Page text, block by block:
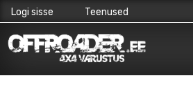
to
Logi sisse Teenused